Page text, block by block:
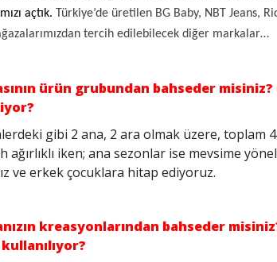
açtık.
Türkiye’de üretilen BG Baby, NBT Jeans,
tercih edilebilecek diğer markalar…
ürün grubundan bahseder
gibi 2 ana, 2 ara olmak üzere, toplam
ağırlıklı iken; ana sezonlar ise mevsime
ve erkek çocuklara hitap ediyoruz.
kreasyonlarından bahseder